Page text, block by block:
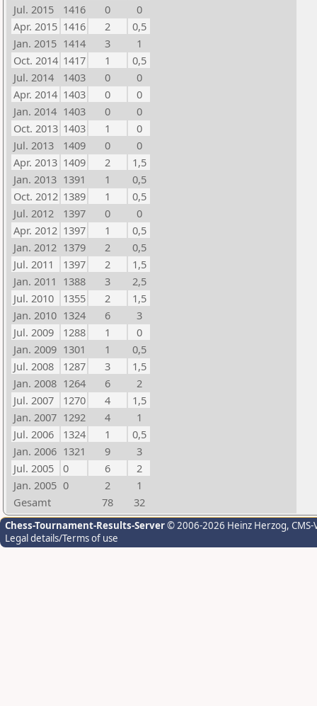
Jul. 2015
1416 0
0
Apr. 2015 1416 2
0,5
Jan. 2015 1414 3
1
Oct. 2014 1417 1
0,5
Jul. 2014
1403 0
0
Apr. 2014 1403 0
0
Jan. 2014 1403 0
0
Oct. 2013 1403 1
0
Jul. 2013
1409 0
0
Apr. 2013 1409 2
1,5
Jan. 2013 1391 1
0,5
Oct. 2012 1389 1
0,5
Jul. 2012
1397 0
0
Apr. 2012 1397 1
0,5
Jan. 2012 1379 2
0,5
Jul. 2011
1397 2
1,5
Jan. 2011 1388 3
2,5
Jul. 2010
1355 2
1,5
Jan. 2010 1324 6
3
Jul. 2009
1288 1
0
Jan. 2009 1301 1
0,5
Jul. 2008
1287 3
1,5
Jan. 2008 1264 6
2
Jul. 2007
1270 4
1,5
Jan. 2007 1292 4
1
Jul. 2006
1324 1
0,5
Jan. 2006 1321 9
3
Jul. 2005
0 6
2
Jan. 2005 0 2
1
Gesamt
78 32
Chess-Tournament-Results-Server© 2006-2026 Heinz Herzog,
Legal details/Terms of use